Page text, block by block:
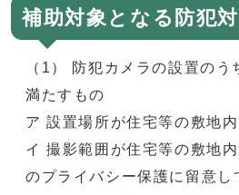
補助対象となる防犯
（1） 防犯カメラの設置の
満たすもの
ア 設置場所が住宅等の敷地
イ 撮影範囲が住宅等の敷地
のプライバシー保護に留意し